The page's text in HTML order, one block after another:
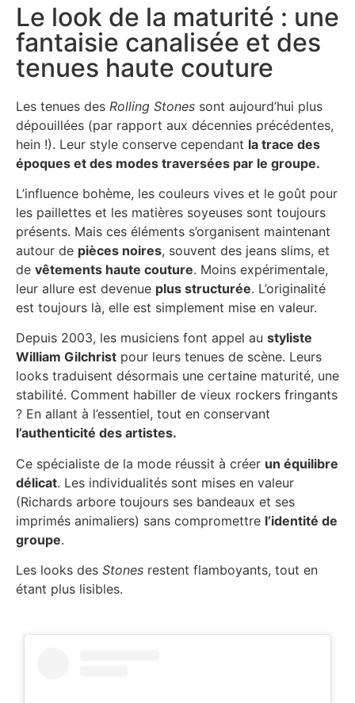
Le look de la maturité : une
fantaisie canalisée et des
tenues haute couture
Les tenues des Rolling Stones sont aujourd’hui plus
dépouillées (par rapport aux décennies précédentes,
hein !). Leur style conserve cependant la trace des
époques et des modes traversées par le groupe.
L’influence bohème, les couleurs vives et le goût pour
les paillettes et les matières soyeuses sont toujours
présents. Mais ces éléments s’organisent maintenant
autour de pièces noires, souvent des jeans slims, et
de vêtements haute couture. Moins expérimentale,
leur allure est devenue plus structurée. L’originalité
est toujours là, elle est simplement mise en valeur.
Depuis 2003, les musiciens font appel au styliste
William Gilchrist pour leurs tenues de scène. Leurs
looks traduisent désormais une certaine maturité, une
stabilité. Comment habiller de vieux rockers fringants
? En allant à l’essentiel, tout en conservant
l’authenticité des artistes.
Ce spécialiste de la mode réussit à créer un équilibre
délicat. Les individualités sont mises en valeur
(Richards arbore toujours ses bandeaux et ses
imprimés animaliers) sans compromettre l’identité de
groupe.
Les looks des Stones restent flamboyants, tout en
étant plus lisibles.